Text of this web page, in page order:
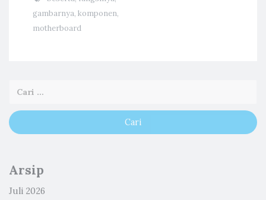
gambarnya, komponen,
motherboard
Arsip
Juli 2026